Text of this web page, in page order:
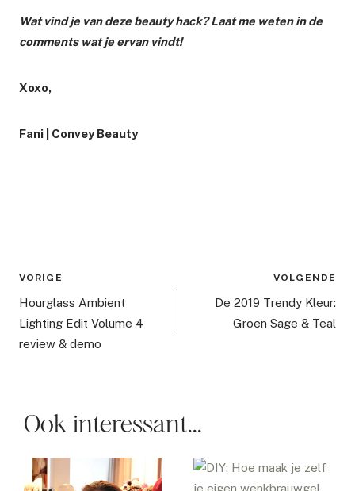
Wat vind je van deze beauty hack? Laat me weten in de
comments wat je ervan vindt!
Xoxo,
Fani | Convey Beauty
Bericht
navigatie
VORIGE
Hourglass Ambient
Lighting Edit Volume 4
review & demo
VOLGENDE
De 2019 Trendy Kleur:
Groen Sage & Teal
Ook interessant...